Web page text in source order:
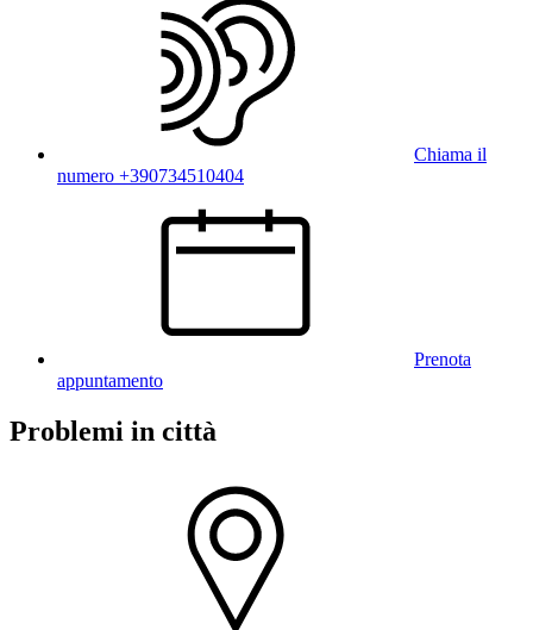
Chiama il
numero +390734510404
Prenota
appuntamento
Problemi in città